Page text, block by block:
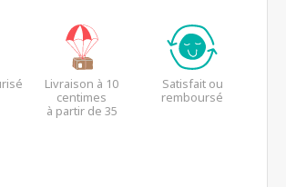
Livraison à 10
centimes
à partir de 35
Satisfait ou
remboursé